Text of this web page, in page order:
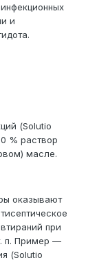
и
(Solutio
% раствор
масле.
оказывают
при
п. Пример —
(Solutio